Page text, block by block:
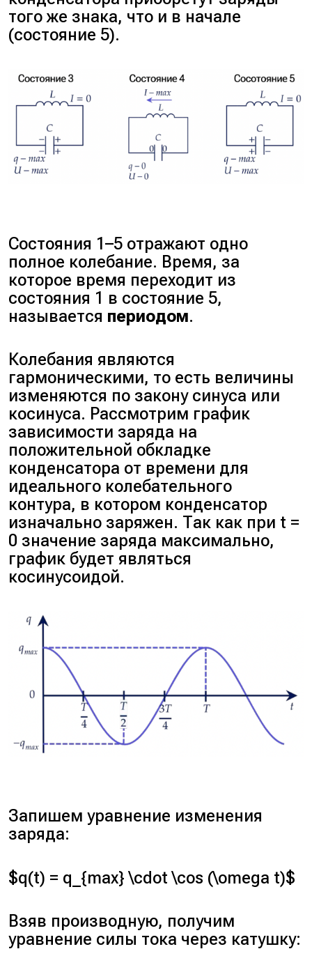
того же знака, что и в начале
(состояние 5).
Состояния 1–5 отражают одно
полное колебание. Время, за
которое время переходит из
состояния 1 в состояние 5,
называется периодом.
Колебания являются
гармоническими, то есть величины
изменяются по закону синуса или
косинуса. Рассмотрим график
зависимости заряда на
положительной обкладке
конденсатора от времени для
идеального колебательного
контура, в котором конденсатор
изначально заряжен. Так как при t =
0 значение заряда максимально,
график будет являться
косинусоидой.
Запишем уравнение изменения
заряда:
$q(t) = q_{max} \cdot \cos (\omega t)$
Взяв производную, получим
уравнение силы тока через катушку: